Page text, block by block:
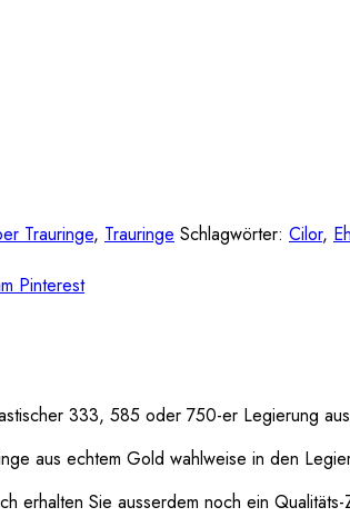
Trauringe, Trauringe Schlagwörter: Cilor,
Pinterest
333, 585 oder 750-er Legierung
aus echtem Gold wahlweise in den
erhalten Sie ausserdem noch ein